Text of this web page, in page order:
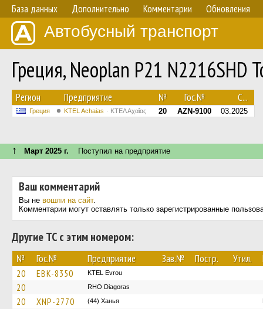
База данных Дополнительно Комментарии Обновления
Автобусный транспорт
Греция, Neoplan P21
Регион Предприятие № Гос.№ С...
Греция KTEL Achaias ΚΤΕΛ Αχαΐας 20 AZN-9100 03.2025
↑ Март 2025 г. Поступил на предприятие
Ваш комментарий
Вы не вошли на сайт.
Комментарии могут оставлять только зарегистрированные
Другие ТС с этим номером:
№ Гос.№ Предприятие Зав.№ Постр. Утил.
20 EBK-8350 KTEL Evrou
20 RHO Diagoras
20 XNP-2770 (44) Ханья